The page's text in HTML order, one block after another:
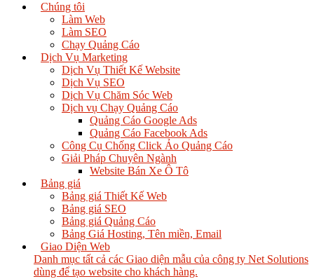
Chúng tôi
Làm Web
Làm SEO
Chạy Quảng Cáo
Dịch Vụ Marketing
Dịch Vụ Thiết Kế Website
Dịch Vụ SEO
Dịch Vụ Chăm Sóc Web
Dịch vụ Chạy Quảng Cáo
Quảng Cáo Google Ads
Quảng Cáo Facebook Ads
Công Cụ Chống Click Ảo Quảng Cáo
Giải Pháp Chuyên Ngành
Website Bán Xe Ô Tô
Bảng giá
Bảng giá Thiết Kế Web
Bảng giá SEO
Bảng giá Quảng Cáo
Bảng Giá Hosting, Tên miền, Email
Giao Diện Web
Danh mục tất cả các Giao diện mẫu của công ty Net Solutions
dùng để tạo website cho khách hàng.